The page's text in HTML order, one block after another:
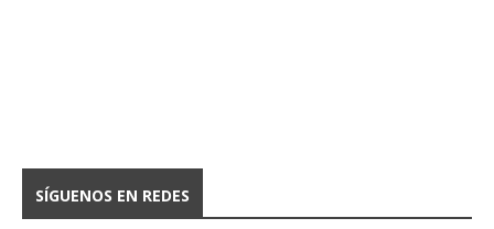
SÍGUENOS EN REDES